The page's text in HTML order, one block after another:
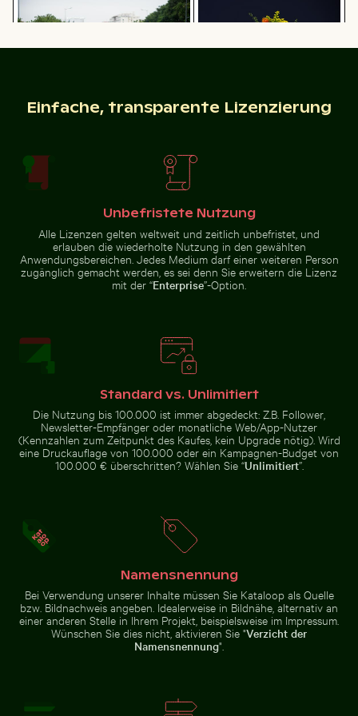
Reisender im
Cahuita,
Kos
Mann auf Motorrad an belebter Bunter Blumenstrauß in
Luftaufnahme des Dorfes Mandraki auf der Insel
Luftaufnahme des Dorfes Mandraki
auf der Insel Nisyros
Riesenseerosen in
Riesenseerosen in einer
friedlichen Teichlandschaft
Schatten eines Schildes auf Maschendrahtzaun
Schatten eines
Schildes auf
Maschendrahtzaun
Romantischer Antrag auf dem Pier von
Romantischer Antrag auf dem Pier von Holbox
Island bei Sonnenuntergang
Luftaufnahme des Siva Subramanya Kovil Tempels
Luftaufnahme des Siva
Luftaufnahme der West Bay
Luftaufnahme der West Bay Skyline
Silhouette von
Menschen beim
Angeln auf einem
Prächtige Fassade des Wat Kanan
Tempels in Phuket Detailreiche
Tempellaterne
mit goldenem
Stupa
Zerstreute Eisscherben auf gefrorenem See
gefrorenem See
Einfache, transparente Lizenzierung
Unbefristete Nutzung
Alle Lizenzen gelten weltweit und zeitlich unbefristet, und
erlauben die wiederholte Nutzung in den gewählten
Anwendungsbereichen. Jedes Medium darf einer weiteren Person
zugänglich gemacht werden, es sei denn Sie erweitern die Lizenz
mit der “Enterprise”-Option.
Standard vs. Unlimitiert
Die Nutzung bis 100.000 ist immer abgedeckt: Z.B. Follower,
Newsletter-Empfänger oder monatliche Web/App-Nutzer
(Kennzahlen zum Zeitpunkt des Kaufes, kein Upgrade nötig). Wird
eine Druckauflage von 100.000 oder ein Kampagnen-Budget von
100.000 € überschritten? Wählen Sie “Unlimitiert”.
Namensnennung
Bei Verwendung unserer Inhalte müssen Sie Kataloop als Quelle
bzw. Bildnachweis angeben. Idealerweise in Bildnähe, alternativ an
einer anderen Stelle in Ihrem Projekt, beispielsweise im Impressum.
Wünschen Sie dies nicht, aktivieren Sie "Verzicht der
Namensnennung".